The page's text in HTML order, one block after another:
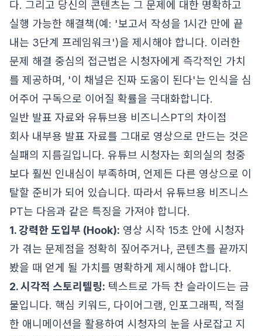
다. 그리고 당신의 콘텐츠는 그 문제에 대한 명확하고
실행 가능한 해결책(예: '보고서 작성을 1시간 만에 끝
내는 3단계 프레임워크')을 제시해야 합니다. 이러한
문제 해결 중심의 접근법은 시청자에게 즉각적인 가치
를 제공하며, '이 채널은 진짜 도움이 된다'는 인식을 심
어주어 구독으로 이어질 확률을 극대화합니다.
일반 발표 자료와 유튜브용 비즈니스PT의 차이점
회사 내부용 발표 자료를 그대로 영상으로 만드는 것은
실패의 지름길입니다. 유튜브 시청자는 회의실의 청중
보다 훨씬 인내심이 부족하며, 언제든 다른 영상으로 이
탈할 준비가 되어 있습니다. 따라서 유튜브용 비즈니스
PT는 다음과 같은 특징을 가져야 합니다.
1. 강력한 도입부 (Hook): 영상 시작 15초 안에 시청자
가 겪는 문제점을 정확히 짚어주거나, 콘텐츠를 끝까지
봤을 때 얻게 될 가치를 명확하게 제시해야 합니다.
2. 시각적 스토리텔링: 텍스트로 가득 찬 슬라이드는 금
물입니다. 핵심 키워드, 다이어그램, 인포그래픽, 적절
한 애니메이션을 활용하여 시청자의 눈을 사로잡고 지